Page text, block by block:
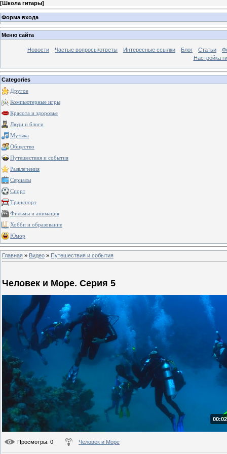
[Школа гитары]
Форма входа
Меню сайта
Новости Частые вопросы/ответы Интересные ссылки Блог Статьи
Настройка
Categories
Другое
Компьютерные игры
Красота и здоровье
Люди и блоги
Музыка
Общество
Путешествия и события
Развлечения
Сериалы
Спорт
Транспорт
Фильмы и анимация
Хобби и образование
Юмор
Главная » Видео » Путешествия и события
Человек и Море. Серия 5
Просмотры: 0 Человек и Море